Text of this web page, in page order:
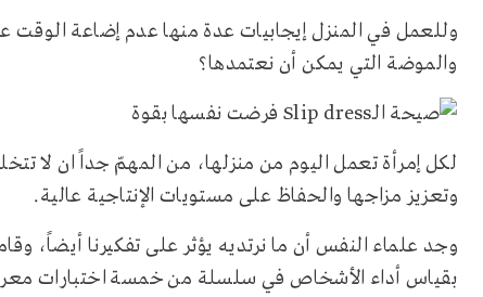
وللعمل في المنزل إيجابيات عدة منها عدم إضاعة الوقت
والموضة التي يمكن أن نعتمدها؟
لكل إمرأة تعمل اليوم من منزلها، من المهمّ جداً ان لا
وتعزيز مزاجها والحفاظ على مستويات الإنتاجية عالية.
بقياس أداء الأشخاص في سلسلة من خمسة اختبارات